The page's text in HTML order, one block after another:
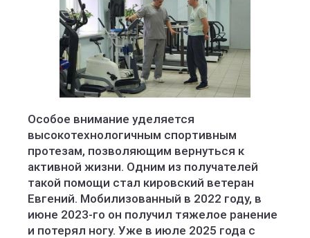
Особое внимание уделяется
высокотехнологичным спортивным
протезам, позволяющим вернуться к
активной жизни. Одним из получателей
такой помощи стал кировский ветеран
Евгений. Мобилизованный в 2022 году, в
июне 2023-го он получил тяжелое ранение
и потерял ногу. Уже в июле 2025 года с